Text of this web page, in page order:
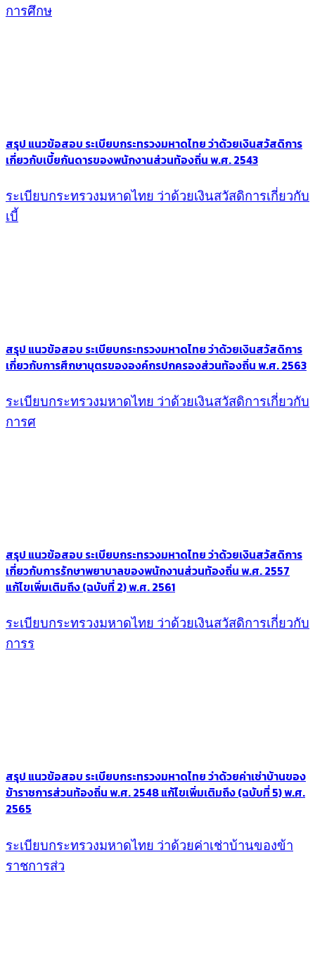
การศึกษ
สรุป แนวข้อสอบ ระเบียบกระทรวงมหาดไทย ว่าด้วยเงินสวัสดิการ
เกี่ยวกับเบี้ยกันดารของพนักงานส่วนท้องถิ่น พ.ศ. 2543
ระเบียบกระทรวงมหาดไทย ว่าด้วยเงินสวัสดิการเกี่ยวกับ
เบี้
สรุป แนวข้อสอบ ระเบียบกระทรวงมหาดไทย ว่าด้วยเงินสวัสดิการ
เกี่ยวกับการศึกษาบุตรขององค์กรปกครองส่วนท้องถิ่น พ.ศ. 2563
ระเบียบกระทรวงมหาดไทย ว่าด้วยเงินสวัสดิการเกี่ยวกับ
การศ
สรุป แนวข้อสอบ ระเบียบกระทรวงมหาดไทย ว่าด้วยเงินสวัสดิการ
เกี่ยวกับการรักษาพยาบาลของพนักงานส่วนท้องถิ่น พ.ศ. 2557
แก้ไขเพิ่มเติมถึง (ฉบับที่ 2) พ.ศ. 2561
ระเบียบกระทรวงมหาดไทย ว่าด้วยเงินสวัสดิการเกี่ยวกับ
การร
สรุป แนวข้อสอบ ระเบียบกระทรวงมหาดไทย ว่าด้วยค่าเช่าบ้านของ
ข้าราชการส่วนท้องถิ่น พ.ศ. 2548 แก้ไขเพิ่มเติมถึง (ฉบับที่ 5) พ.ศ.
2565
ระเบียบกระทรวงมหาดไทย ว่าด้วยค่าเช่าบ้านของข้า
ราชการส่ว